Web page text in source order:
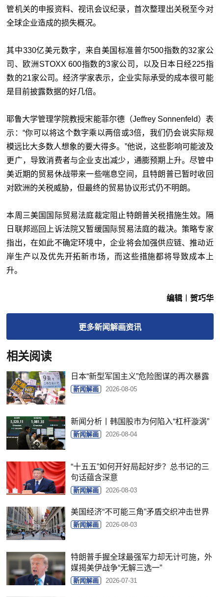
管机关的申报资料、视讯会议纪录，首次整理出关税至今对
全球企业造成的损失概况。
其中330亿美元数字，来自美国标准普尔500指数的32家公
司、欧洲STOXX 600指数的3家公司，以及日本日经225指
数的21家公司。经济学家表示，企业实际承受的成本很可能
是目前披露数据的好几倍。
耶鲁大学管理学院教授宋能菲尔德（Jeffrey Sonnenfeld）表
示：“你可以将这个数字乘以两倍或3倍，我们仍会说实际规
模远比大多数人想象的要大得多。”他说，这些影响可能波及
更广，导致消费者与企业支出减少，通膨预期上升。尽管中
美近期的贸易休战带来一些喘息空间，且特朗普已暂时收回
对欧洲的关税威胁，但最终的贸易协议形式仍不明朗。
本周三美国国际贸易法庭裁定阻止特朗普关税措施生效。隔
日联邦巡回上诉法院又暂缓国际贸易法庭的裁决。策略专家
指出，在如此不确定环境中，企业将会加强供应链、推动近
岸生产以及优先开拓新市场，而这些措施都将导致成本上
升。
编辑︱贺巧华
更多新闻解画资讯
相关阅读
日本“新型军国主义”危险图谋的再次暴露
新闻解画 2026-08-05
新闻分析丨韩国股市为何陷入“杠杆漩涡”
新闻解画 2026-08-04
“十五五”如何开好局起好步？总书记的三
句话蕴含深意
新闻解画 2026-08-03
美国经济“不可能三角”矛盾交织冲击世界
新闻解画 2026-08-03
特朗普手握全球最强军力却无计可施，外
媒揭美伊战争“无解三选一”
新闻解画 2026-07-31